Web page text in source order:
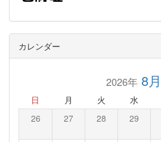
カレンダー
2026年8月
日 月 火 水
26 27 28 29